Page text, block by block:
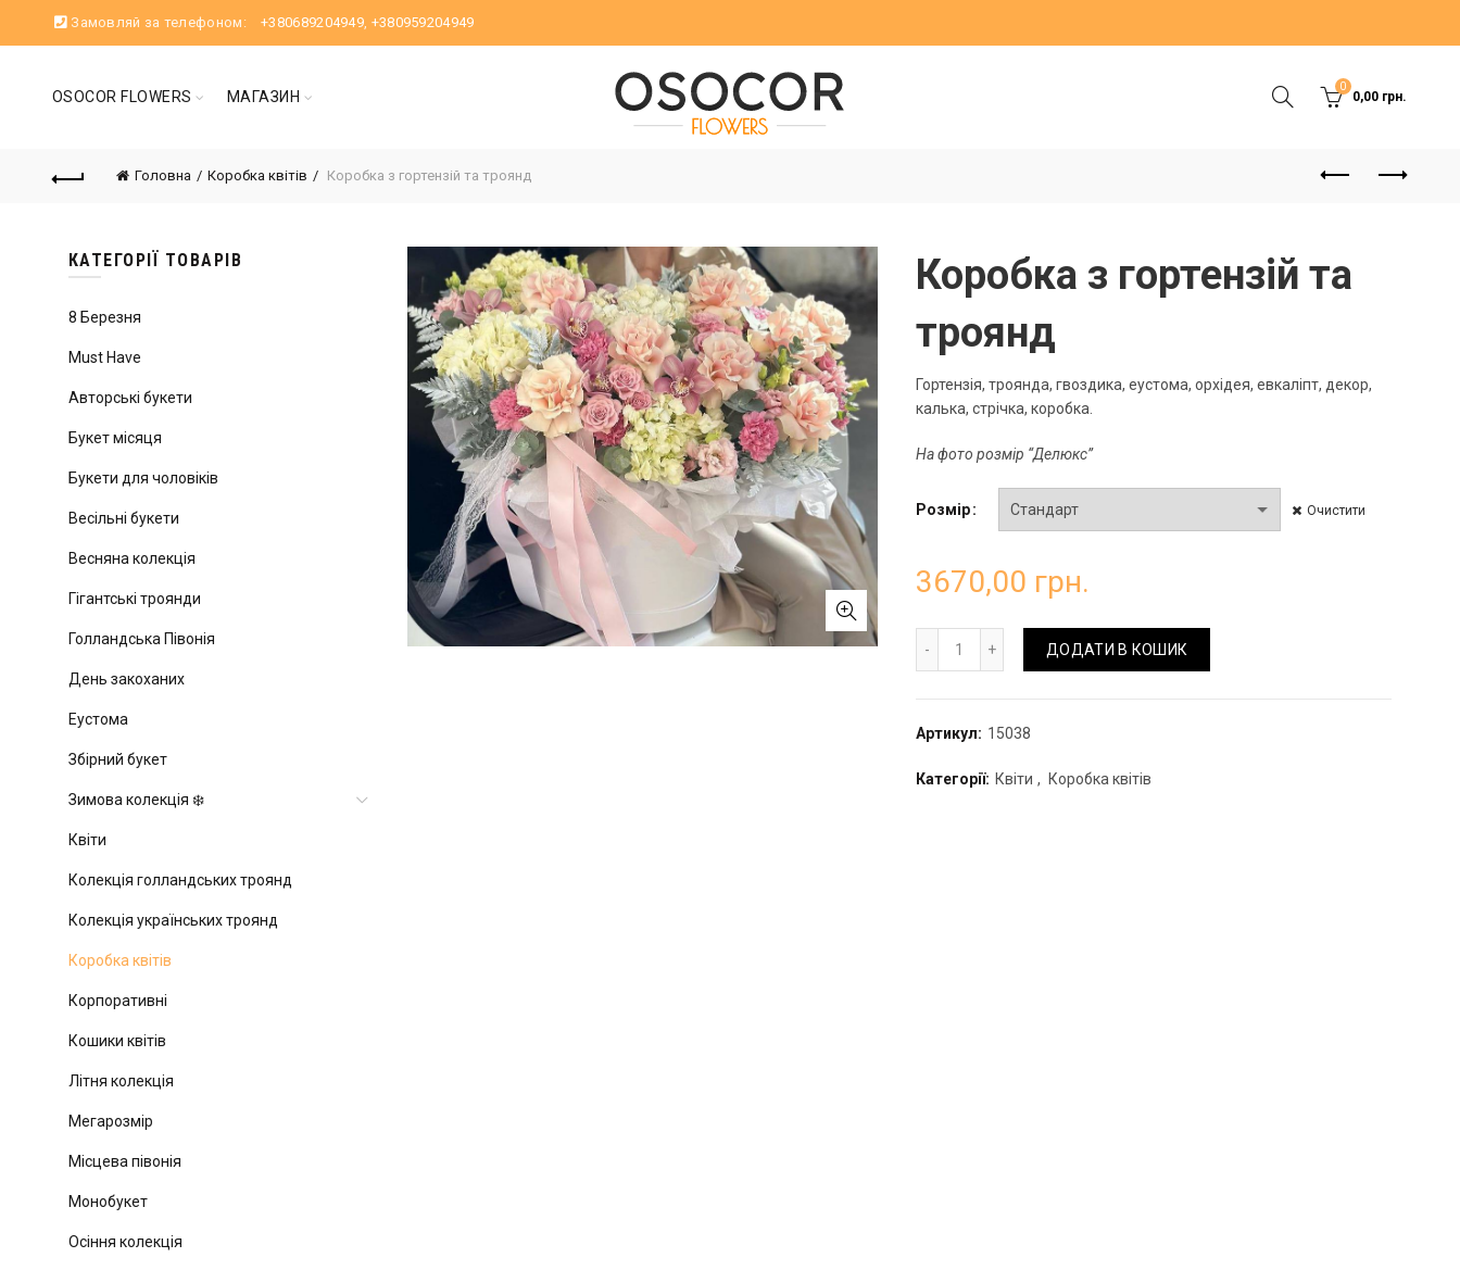
Замовляй за телефоном: +380689204949, +380959204949
OSOCOR FLOWERS МАГАЗИН
0
0,00грн.
Головна Коробка квітів Коробка з гортензій та троянд
Коробка з гортензій та
троянд
Гортензія, троянда, гвоздика, еустома, орхідея, евкаліпт, декор,
калька, стрічка, коробка.
На фото розмір “Делюкс”
Розмір Очистити
3670,00 грн.
ДОДАТИ В КОШИК
Артикул: 15038
Категорії: Квіти , Коробка квітів
КАТЕГОРІЇ ТОВАРІВ
8 Березня
Must Have
Авторські букети
Букет місяця
Букети для чоловіків
Весільні букети
Весняна колекція
Гігантські троянди
Голландська Півонія
День закоханих
Еустома
Збірний букет
Зимова колекція ❄️
Квіти
Колекція голландських троянд
Колекція українських троянд
Коробка квітів
Корпоративні
Кошики квітів
Літня колекція
Мегарозмір
Місцева півонія
Монобукет
Осіння колекція